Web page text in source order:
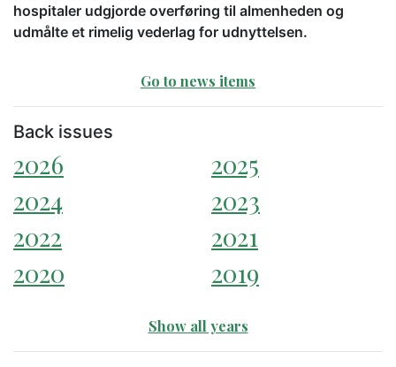
hospitaler udgjorde overføring til almenheden og
udmålte et rimelig vederlag for udnyttelsen.
Go to news items
Back issues
2026
2025
2024
2023
2022
2021
2020
2019
Show all years